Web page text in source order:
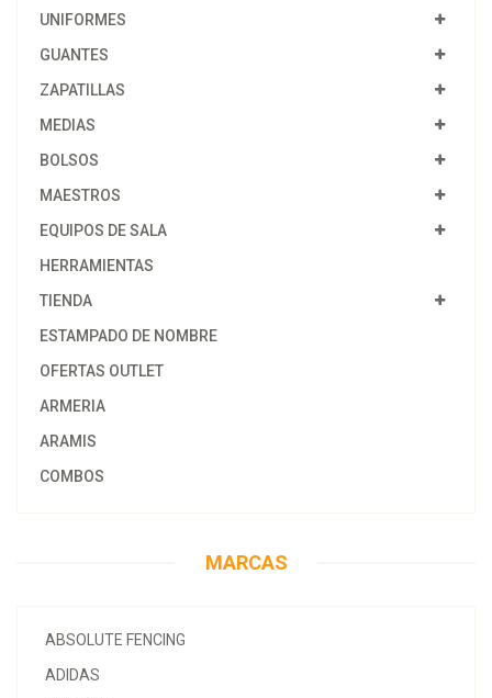
UNIFORMES
GUANTES
ZAPATILLAS
MEDIAS
BOLSOS
MAESTROS
EQUIPOS DE SALA
HERRAMIENTAS
TIENDA
ESTAMPADO DE NOMBRE
OFERTAS OUTLET
ARMERIA
ARAMIS
COMBOS
MARCAS
ABSOLUTE FENCING
ADIDAS